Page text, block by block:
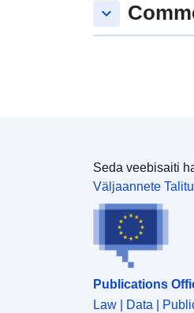
keyboard_arrow_down
Seda veebisaiti
Väljaannete
Publications
Law | Data |